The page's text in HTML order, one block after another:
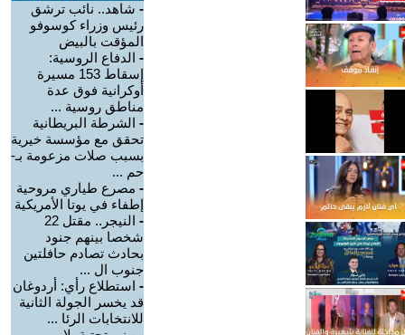
- شاهد.. نائب ترشق
رئيس وزراء كوسوفو
المؤقت بالبيض
- الدفاع الروسية:
إسقاط 153 مسيرة
أوكرانية فوق عدة
مناطق روسية ...
- الشرطة البريطانية
تحقق مع مؤسسة خيرية
بسبب صلات مزعومة بـ-
حم ...
- مصرع طياري مروحية
إطفاء في يوتا الأمريكية
-
النيجر.. مقتل 22
شخصا بينهم جنود
بحادث تصادم حافلتين
جنوب ال ...
- استطلاع رأي: أردوغان
قد يخسر الجولة الثانية
للانتخابات الرئا ...